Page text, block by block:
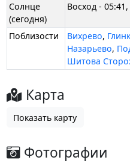
Солнце
(сегодня)
Восход -
Поблизости Вихрево,
Назарьево,
Шитова
Карта
Показать карту
Фотографии